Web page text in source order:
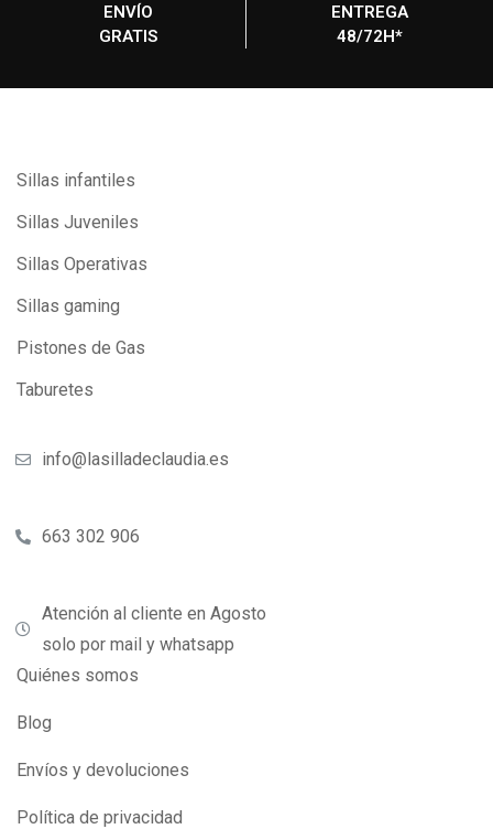
ENVÍO
GRATIS
ENTREGA
48/72H*
Sillas infantiles
Sillas Juveniles
Sillas Operativas
Sillas gaming
Pistones de Gas
Taburetes
info@lasilladeclaudia.es
663 302 906
Atención al cliente en Agosto
solo por mail y whatsapp
Quiénes somos
Blog
Envíos y devoluciones
Política de privacidad